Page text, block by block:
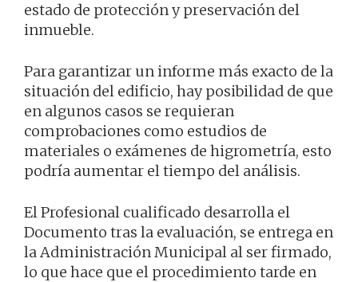
estado de protección y preservación del
inmueble.
Para garantizar un informe más exacto de la
situación del edificio, hay posibilidad de que
en algunos casos se requieran
comprobaciones como estudios de
materiales o exámenes de higrometría, esto
podría aumentar el tiempo del análisis.
El Profesional cualificado desarrolla el
Documento tras la evaluación, se entrega en
la Administración Municipal al ser firmado,
lo que hace que el procedimiento tarde en